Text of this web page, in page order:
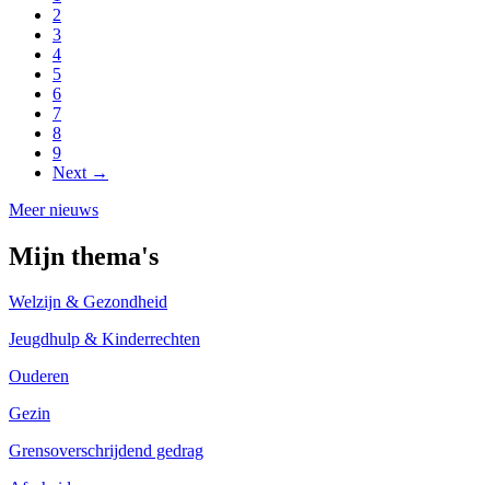
2
3
4
5
6
7
8
9
Next →
Meer nieuws
Mijn thema's
Welzijn & Gezondheid
Jeugdhulp & Kinderrechten
Ouderen
Gezin
Grensoverschrijdend gedrag